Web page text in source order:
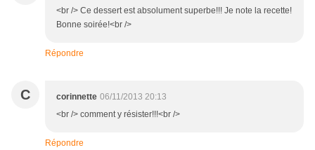
<br /> Ce dessert est absolument superbe!!! Je note la recette!
Bonne soirée!<br />
Répondre
C corinnette 06/11/2013 20:13
<br /> comment y résister!!!<br />
Répondre